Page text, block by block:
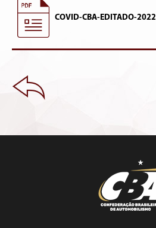
COVID-CBA-EDITADO-2022